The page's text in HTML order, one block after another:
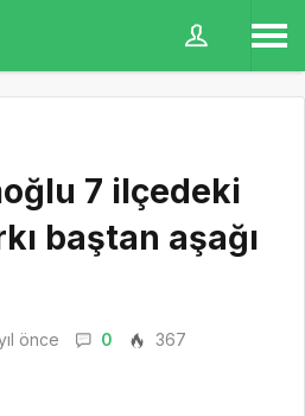
7 ilçedeki
baştan aşağı
önce 0
367